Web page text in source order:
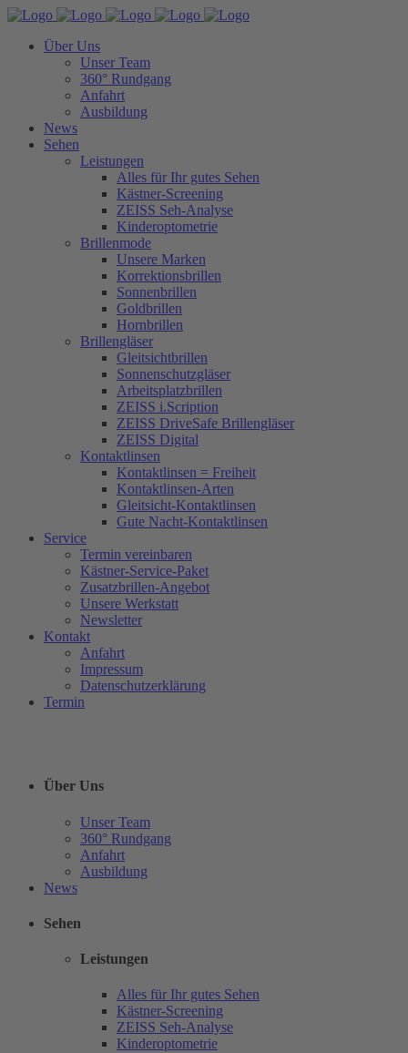
Über Uns
Unser Team
360° Rundgang
Anfahrt
Ausbildung
News
Sehen
Leistungen
Alles für Ihr gutes Sehen
Kästner-Screening
ZEISS Seh-Analyse
Kinderoptometrie
Brillenmode
Unsere Marken
Korrektionsbrillen
Sonnenbrillen
Goldbrillen
Hornbrillen
Brillengläser
Gleitsichtbrillen
Sonnenschutzgläser
Arbeitsplatzbrillen
ZEISS i.Scription
ZEISS DriveSafe Brillengläser
ZEISS Digital
Kontaktlinsen
Kontaktlinsen = Freiheit
Kontaktlinsen-Arten
Gleitsicht-Kontaktlinsen
Gute Nacht-Kontaktlinsen
Service
Termin vereinbaren
Kästner-Service-Paket
Zusatzbrillen-Angebot
Unsere Werkstatt
Newsletter
Kontakt
Anfahrt
Impressum
Datenschutzerklärung
Termin
Über Uns
Unser Team
360° Rundgang
Anfahrt
Ausbildung
News
Sehen
Leistungen
Alles für Ihr gutes Sehen
Kästner-Screening
ZEISS Seh-Analyse
Kinderoptometrie